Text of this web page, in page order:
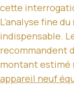
cette
L’analyse fine
indispensable.
recommandent
montant estimé
appareil neuf